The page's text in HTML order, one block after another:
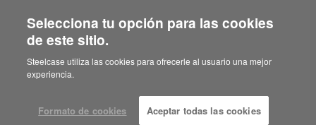
Are you in United States?
Would you like to see Products we sell in
your region?
English
Español
Selecciona tu opción para las cookies
de este sitio.
Steelcase utiliza las cookies para ofrecerle al usuario una mejor
experiencia.
Formato de cookies Aceptar todas las cookies